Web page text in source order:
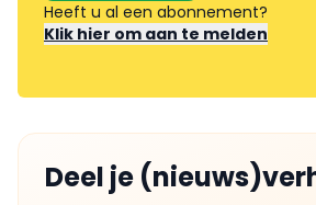
Heeft u al een abonnement?
Klik hier om aan te melden
Deel je